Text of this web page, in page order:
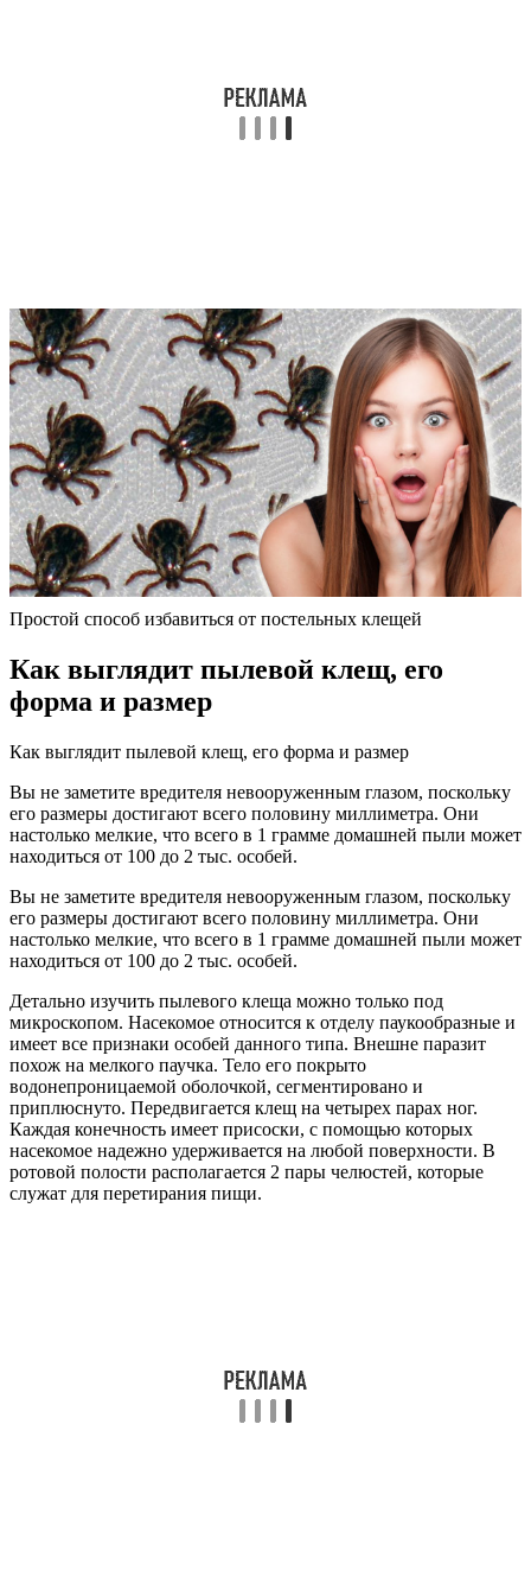
Простой способ избавиться от постельных клещей
Как выглядит пылевой клещ, его
форма и размер
Как выглядит пылевой клещ, его форма и размер
Вы не заметите вредителя невооруженным глазом, поскольку
его размеры достигают всего половину миллиметра. Они
настолько мелкие, что всего в 1 грамме домашней пыли может
находиться от 100 до 2 тыс. особей.
Вы не заметите вредителя невооруженным глазом, поскольку
его размеры достигают всего половину миллиметра. Они
настолько мелкие, что всего в 1 грамме домашней пыли может
находиться от 100 до 2 тыс. особей.
Детально изучить пылевого клеща можно только под
микроскопом. Насекомое относится к отделу паукообразные и
имеет все признаки особей данного типа. Внешне паразит
похож на мелкого паучка. Тело его покрыто
водонепроницаемой оболочкой, сегментировано и
приплюснуто. Передвигается клещ на четырех парах ног.
Каждая конечность имеет присоски, с помощью которых
насекомое надежно удерживается на любой поверхности. В
ротовой полости располагается 2 пары челюстей, которые
служат для перетирания пищи.